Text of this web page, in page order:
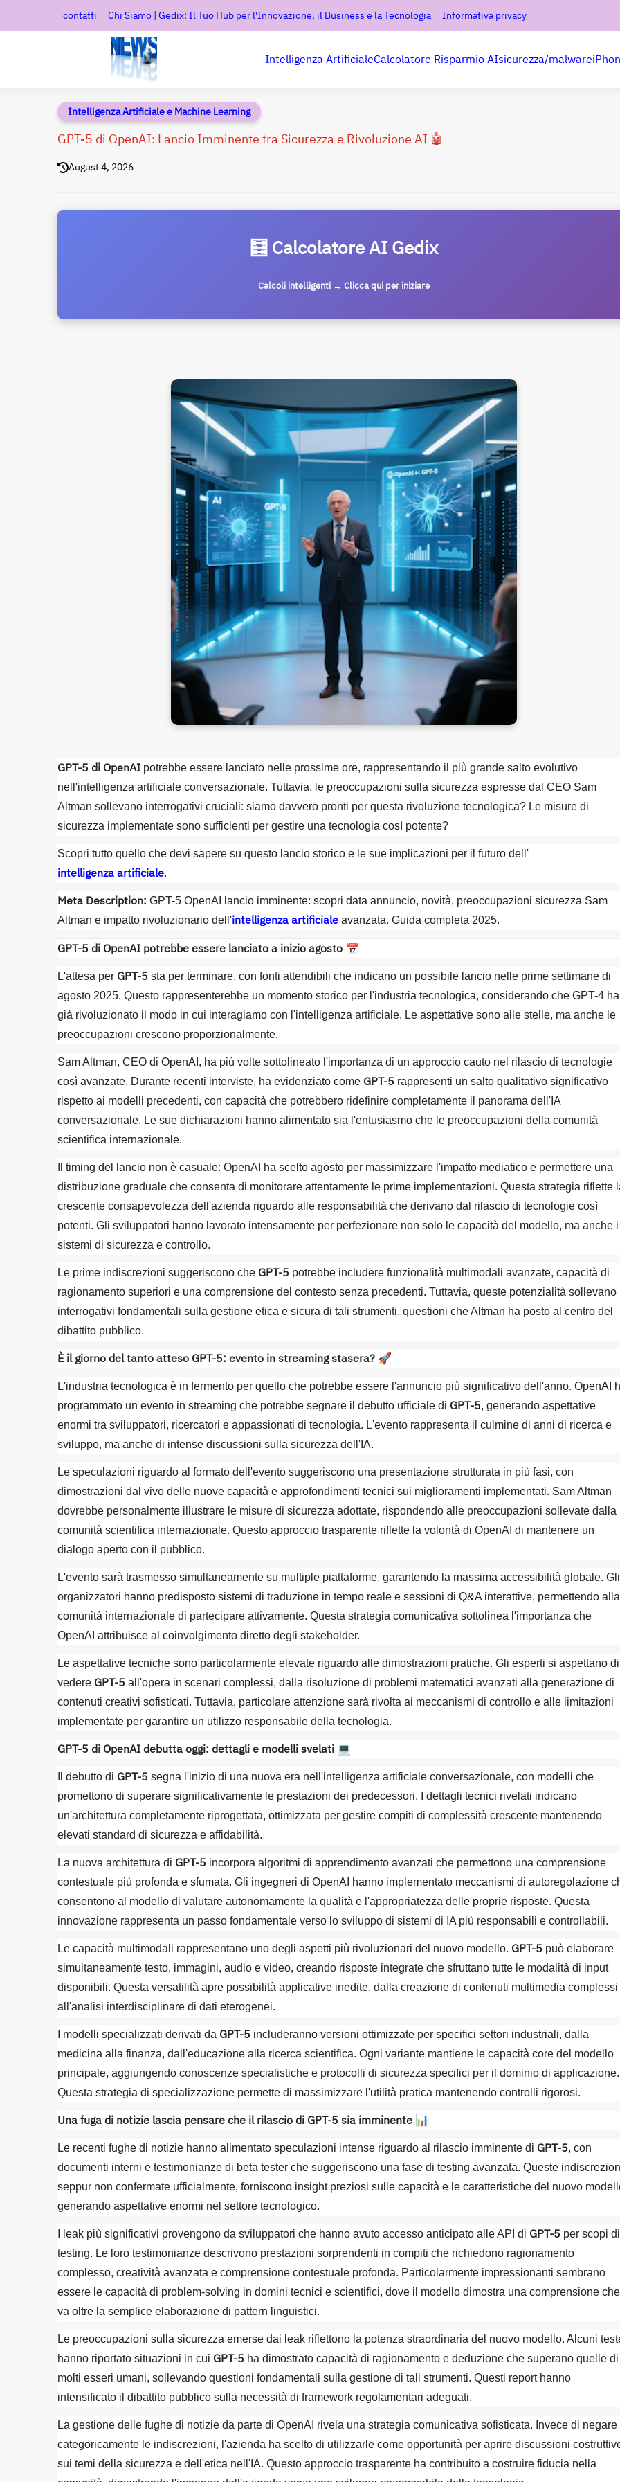
contatti Chi Siamo | Gedix: Il Tuo Hub per l'Innovazione, il Business e la Tecnologia Informativa privacy
Intelligenza ArtificialeCalcolatore Risparmio AIsicurezza/malware
Intelligenza Artificiale e Machine Learning
GPT-5 di OpenAI: Lancio Imminente tra Sicurezza e Rivoluzione AI 🤖
August 4, 2026
🧮 Calcolatore AI Gedix
Calcoli intelligenti → Clicca qui per iniziare
GPT-5 di OpenAI potrebbe essere lanciato nelle prossime ore, rappresentando il più grande salto evolutivo
nell'intelligenza artificiale conversazionale. Tuttavia, le preoccupazioni sulla sicurezza espresse dal CEO Sam
Altman sollevano interrogativi cruciali: siamo davvero pronti per questa rivoluzione tecnologica? Le misure di
sicurezza implementate sono sufficienti per gestire una tecnologia così potente?
Scopri tutto quello che devi sapere su questo lancio storico e le sue implicazioni per il futuro dell'
intelligenza artificiale.
Meta Description: GPT-5 OpenAI lancio imminente: scopri data annuncio, novità, preoccupazioni sicurezza Sam
Altman e impatto rivoluzionario dell'intelligenza artificiale avanzata. Guida completa 2025.
GPT-5 di OpenAI potrebbe essere lanciato a inizio agosto 📅
L'attesa per GPT-5 sta per terminare, con fonti attendibili che indicano un possibile lancio nelle prime settimane di
agosto 2025. Questo rappresenterebbe un momento storico per l'industria tecnologica, considerando che GPT-4 ha
già rivoluzionato il modo in cui interagiamo con l'intelligenza artificiale. Le aspettative sono alle stelle, ma anche le
preoccupazioni crescono proporzionalmente.
Sam Altman, CEO di OpenAI, ha più volte sottolineato l'importanza di un approccio cauto nel rilascio di tecnologie
così avanzate. Durante recenti interviste, ha evidenziato come GPT-5 rappresenti un salto qualitativo significativo
rispetto ai modelli precedenti, con capacità che potrebbero ridefinire completamente il panorama dell'IA
conversazionale. Le sue dichiarazioni hanno alimentato sia l'entusiasmo che le preoccupazioni della comunità
scientifica internazionale.
Il timing del lancio non è casuale: OpenAI ha scelto agosto per massimizzare l'impatto mediatico e permettere una
distribuzione graduale che consenta di monitorare attentamente le prime implementazioni. Questa strategia riflette
crescente consapevolezza dell'azienda riguardo alle responsabilità che derivano dal rilascio di tecnologie così
potenti. Gli sviluppatori hanno lavorato intensamente per perfezionare non solo le capacità del modello, ma anche i
sistemi di sicurezza e controllo.
Le prime indiscrezioni suggeriscono che GPT-5 potrebbe includere funzionalità multimodali avanzate, capacità di
ragionamento superiori e una comprensione del contesto senza precedenti. Tuttavia, queste potenzialità sollevano
interrogativi fondamentali sulla gestione etica e sicura di tali strumenti, questioni che Altman ha posto al centro del
dibattito pubblico.
È il giorno del tanto atteso GPT-5: evento in streaming stasera? 🚀
L'industria tecnologica è in fermento per quello che potrebbe essere l'annuncio più significativo dell'anno. OpenAI
programmato un evento in streaming che potrebbe segnare il debutto ufficiale di GPT-5, generando aspettative
enormi tra sviluppatori, ricercatori e appassionati di tecnologia. L'evento rappresenta il culmine di anni di ricerca e
sviluppo, ma anche di intense discussioni sulla sicurezza dell'IA.
Le speculazioni riguardo al formato dell'evento suggeriscono una presentazione strutturata in più fasi, con
dimostrazioni dal vivo delle nuove capacità e approfondimenti tecnici sui miglioramenti implementati. Sam Altman
dovrebbe personalmente illustrare le misure di sicurezza adottate, rispondendo alle preoccupazioni sollevate dalla
comunità scientifica internazionale. Questo approccio trasparente riflette la volontà di OpenAI di mantenere un
dialogo aperto con il pubblico.
L'evento sarà trasmesso simultaneamente su multiple piattaforme, garantendo la massima accessibilità globale. Gli
organizzatori hanno predisposto sistemi di traduzione in tempo reale e sessioni di Q&A interattive, permettendo alla
comunità internazionale di partecipare attivamente. Questa strategia comunicativa sottolinea l'importanza che
OpenAI attribuisce al coinvolgimento diretto degli stakeholder.
Le aspettative tecniche sono particolarmente elevate riguardo alle dimostrazioni pratiche. Gli esperti si aspettano di
vedere GPT-5 all'opera in scenari complessi, dalla risoluzione di problemi matematici avanzati alla generazione di
contenuti creativi sofisticati. Tuttavia, particolare attenzione sarà rivolta ai meccanismi di controllo e alle limitazioni
implementate per garantire un utilizzo responsabile della tecnologia.
GPT-5 di OpenAI debutta oggi: dettagli e modelli svelati 💻
Il debutto di GPT-5 segna l'inizio di una nuova era nell'intelligenza artificiale conversazionale, con modelli che
promettono di superare significativamente le prestazioni dei predecessori. I dettagli tecnici rivelati indicano
un'architettura completamente riprogettata, ottimizzata per gestire compiti di complessità crescente mantenendo
elevati standard di sicurezza e affidabilità.
La nuova architettura di GPT-5 incorpora algoritmi di apprendimento avanzati che permettono una comprensione
contestuale più profonda e sfumata. Gli ingegneri di OpenAI hanno implementato meccanismi di autoregolazione
consentono al modello di valutare autonomamente la qualità e l'appropriatezza delle proprie risposte. Questa
innovazione rappresenta un passo fondamentale verso lo sviluppo di sistemi di IA più responsabili e controllabili.
Le capacità multimodali rappresentano uno degli aspetti più rivoluzionari del nuovo modello. GPT-5 può elaborare
simultaneamente testo, immagini, audio e video, creando risposte integrate che sfruttano tutte le modalità di input
disponibili. Questa versatilità apre possibilità applicative inedite, dalla creazione di contenuti multimedia complessi
all'analisi interdisciplinare di dati eterogenei.
I modelli specializzati derivati da GPT-5 includeranno versioni ottimizzate per specifici settori industriali, dalla
medicina alla finanza, dall'educazione alla ricerca scientifica. Ogni variante mantiene le capacità core del modello
principale, aggiungendo conoscenze specialistiche e protocolli di sicurezza specifici per il dominio di applicazione.
Questa strategia di specializzazione permette di massimizzare l'utilità pratica mantenendo controlli rigorosi.
Una fuga di notizie lascia pensare che il rilascio di GPT-5 sia imminente 📊
Le recenti fughe di notizie hanno alimentato speculazioni intense riguardo al rilascio imminente di GPT-5, con
documenti interni e testimonianze di beta tester che suggeriscono una fase di testing avanzata. Queste
seppur non confermate ufficialmente, forniscono insight preziosi sulle capacità e le caratteristiche del nuovo
generando aspettative enormi nel settore tecnologico.
I leak più significativi provengono da sviluppatori che hanno avuto accesso anticipato alle API di GPT-5 per scopi di
testing. Le loro testimonianze descrivono prestazioni sorprendenti in compiti che richiedono ragionamento
complesso, creatività avanzata e comprensione contestuale profonda. Particolarmente impressionanti sembrano
essere le capacità di problem-solving in domini tecnici e scientifici, dove il modello dimostra una comprensione che
va oltre la semplice elaborazione di pattern linguistici.
Le preoccupazioni sulla sicurezza emerse dai leak riflettono la potenza straordinaria del nuovo modello. Alcuni
hanno riportato situazioni in cui GPT-5 ha dimostrato capacità di ragionamento e deduzione che superano quelle di
molti esseri umani, sollevando questioni fondamentali sulla gestione di tali strumenti. Questi report hanno
intensificato il dibattito pubblico sulla necessità di framework regolamentari adeguati.
La gestione delle fughe di notizie da parte di OpenAI rivela una strategia comunicativa sofisticata. Invece di negare
categoricamente le indiscrezioni, l'azienda ha scelto di utilizzarle come opportunità per aprire discussioni
sui temi della sicurezza e dell'etica nell'IA. Questo approccio trasparente ha contribuito a costruire fiducia nella